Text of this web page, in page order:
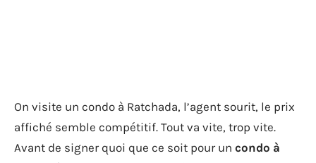
On visite un condo à Ratchada, l’agent sourit, le prix
affiché semble compétitif. Tout va vite, trop vite.
Avant de signer quoi que ce soit pour un condo à